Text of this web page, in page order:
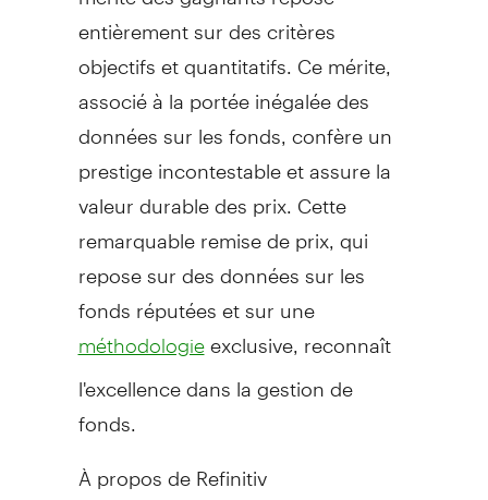
entièrement sur des critères
objectifs et quantitatifs. Ce mérite,
associé à la portée inégalée des
données sur les fonds, confère un
prestige incontestable et assure la
valeur durable des prix. Cette
remarquable remise de prix, qui
repose sur des données sur les
fonds réputées et sur une
méthodologieexclusive, reconnaît
l'excellence dans la gestion de
fonds.
À propos de Refinitiv